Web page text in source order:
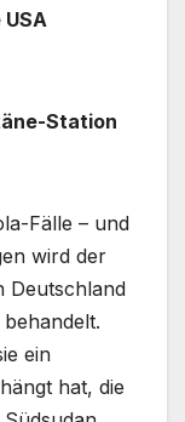
Station
Fälle – und
wird der
Deutschland
ein
hat, die